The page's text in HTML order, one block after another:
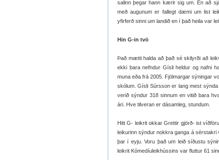
salinn þegar hann kærir sig um. En að
með augunum er fallegt dæmi um list
yfirferð sinni um landið en í það heila var
Hin G-in tvö
Það mætti halda að það sé skilyrði að
ekki bara nefndur Gísli heldur og nafni
muna eða frá 2005. Fjölmargar sýningar
skólum. Gísli Súrsson er lang mest
verið sýndur 318 sinnum en vitið bara
ári. Hve tilveran er dásamleg, stundum.
Hitt G- leikrit okkar Grettir gjörð- ist
leikurinn sýndur nokkra ganga á
þar í eyju. Voru það um leið síðustu
leikrit Kómedíuleikhússins var fluttur 61